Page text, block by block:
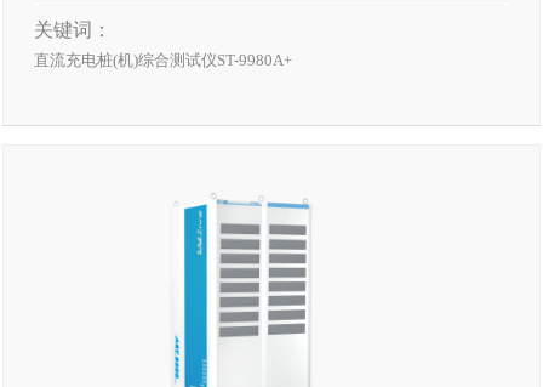
关键词：
直流充电桩(机)综合测试仪ST-9980A+